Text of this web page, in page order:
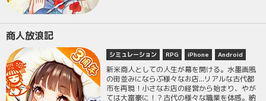
商人放浪記
シミュレーション RPG iPhone Android
新米商人としての人生が幕を開ける。水墨画風
の街並みにならぶ様々なお店...リアルな古代都
市を再現！小さなお店の経営から始まり、やが
ては大富豪に！？古代の様々な職業を体感。納